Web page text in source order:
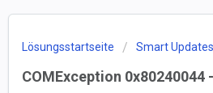
Lösungsstartseite Smart Updates
COMException 0x80240044